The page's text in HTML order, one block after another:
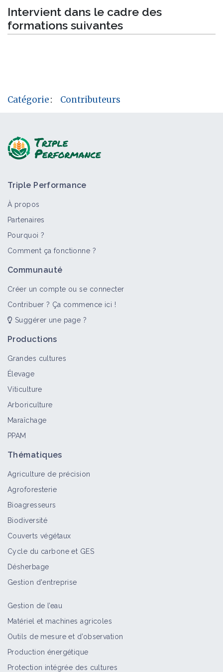
Intervient dans le cadre des
formations suivantes
Catégorie: Contributeurs
Triple Performance
À propos
Partenaires
Pourquoi ?
Comment ça fonctionne ?
Communauté
Créer un compte ou se connecter
Contribuer ? Ça commence ici !
Suggérer une page ?
Productions
Grandes cultures
Élevage
Viticulture
Arboriculture
Maraîchage
PPAM
Thématiques
Agriculture de précision
Agroforesterie
Bioagresseurs
Biodiversité
Couverts végétaux
Cycle du carbone et GES
Désherbage
Gestion d'entreprise
Gestion de l’eau
Matériel et machines agricoles
Outils de mesure et d’observation
Production énergétique
Protection intégrée des cultures